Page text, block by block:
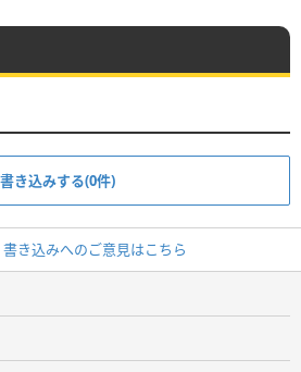
書き込みする(0件)
き込みへのご意見はこちら